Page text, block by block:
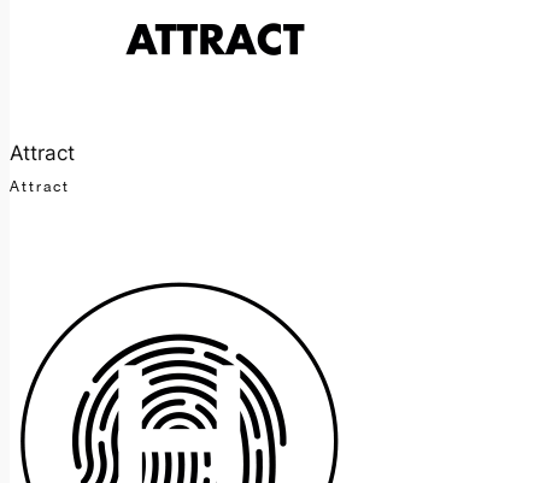
Attract
Attract